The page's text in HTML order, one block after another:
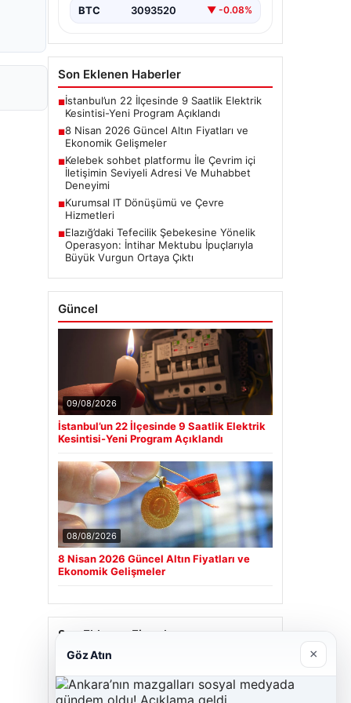
BTC 3093520 ▼ -0.08%
Son Eklenen Haberler
■İstanbul’un 22 İlçesinde 9 Saatlik Elektrik
Kesintisi-Yeni Program Açıklandı
■8 Nisan 2026 Güncel Altın Fiyatları ve
Ekonomik Gelişmeler
■Kelebek sohbet platformu İle Çevrim içi
İletişimin Seviyeli Adresi Ve Muhabbet
Deneyimi
■Kurumsal IT Dönüşümü ve Çevre
Hizmetleri
■Elazığ’daki Tefecilik Şebekesine Yönelik
Operasyon: İntihar Mektubu İpuçlarıyla
Büyük Vurgun Ortaya Çıktı
Güncel
09/08/2026
İstanbul’un 22 İlçesinde 9 Saatlik Elektrik
Kesintisi-Yeni Program Açıklandı
08/08/2026
8 Nisan 2026 Güncel Altın Fiyatları ve
Ekonomik Gelişmeler
Son Eklenen Firmalar
23/06/2026
Göz Atın ×